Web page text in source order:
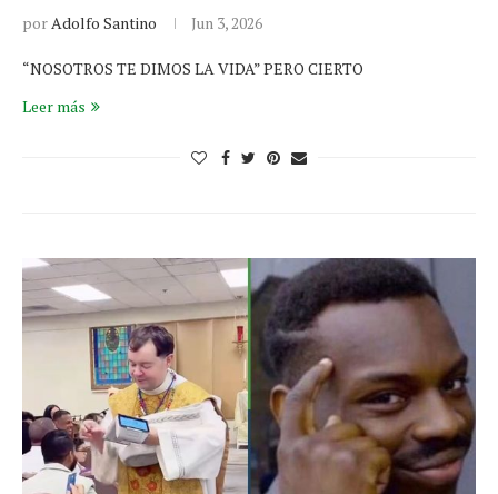
porAdolfo Santino Jun 3, 2026
“NOSOTROS TE DIMOS LA VIDA” PERO CIERTO
Leer más